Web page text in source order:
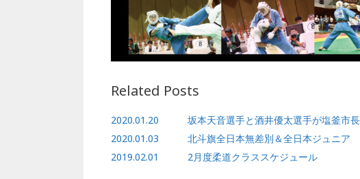
Related Posts
2020.01.20 坂本天音選手と酒井優太選手が塩釜市長
2020.01.03 北斗旗全日本無差別＆全日本ジュニア
2019.02.01 2月度柔道クラススケジュール